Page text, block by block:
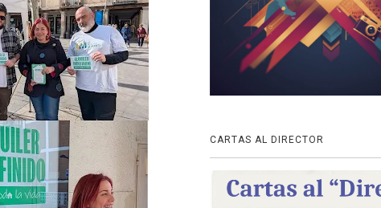
CARTAS AL DIRECTOR